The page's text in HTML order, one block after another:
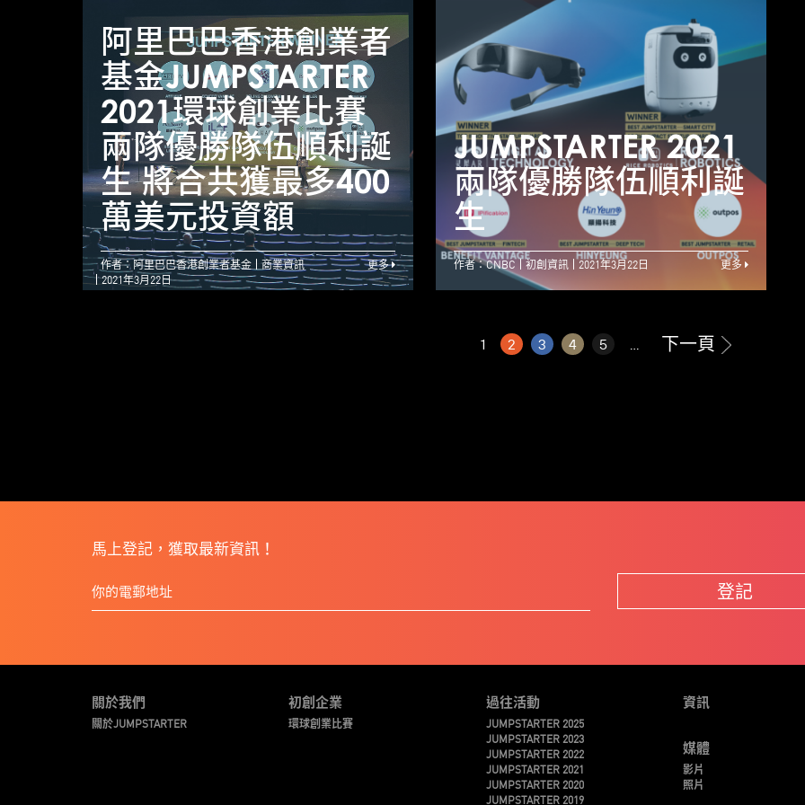
阿里巴巴香港創業者
基金JUMPSTARTER
2021環球創業比賽
兩隊優勝隊伍順利誕
生 將合共獲最多400
萬美元投資額
阿里巴巴香港創業者
基金JUMPSTARTER
2021環球創業比賽
兩隊優勝隊伍順利誕
生 將合共獲最多400
萬美元投資額
作者：阿里巴巴香港創業者基金
商業資訊
2021年3月22日
更多
JUMPSTARTER 2021
兩隊優勝隊伍順利誕
生
作者：CNBC 初創資訊 2021年3月22日 更多
1 2 3 4 5 ... 下一頁
馬上登記，獲取最新資訊！
登記
關於我們
關於JUMPSTARTER
初創企業
環球創業比賽
過往活動
JUMPSTARTER 2025
JUMPSTARTER 2023
JUMPSTARTER 2022
JUMPSTARTER 2021
JUMPSTARTER 2020
JUMPSTARTER 2019
資訊
媒體
影片
照片